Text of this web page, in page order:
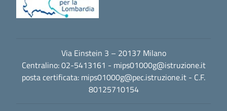
Via Einstein 3 – 20137 Milano
Centralino: 02-5413161 - mips01000g@istruzione.it
posta certificata: mips01000g@pec.istruzione.it - C.F.
80125710154